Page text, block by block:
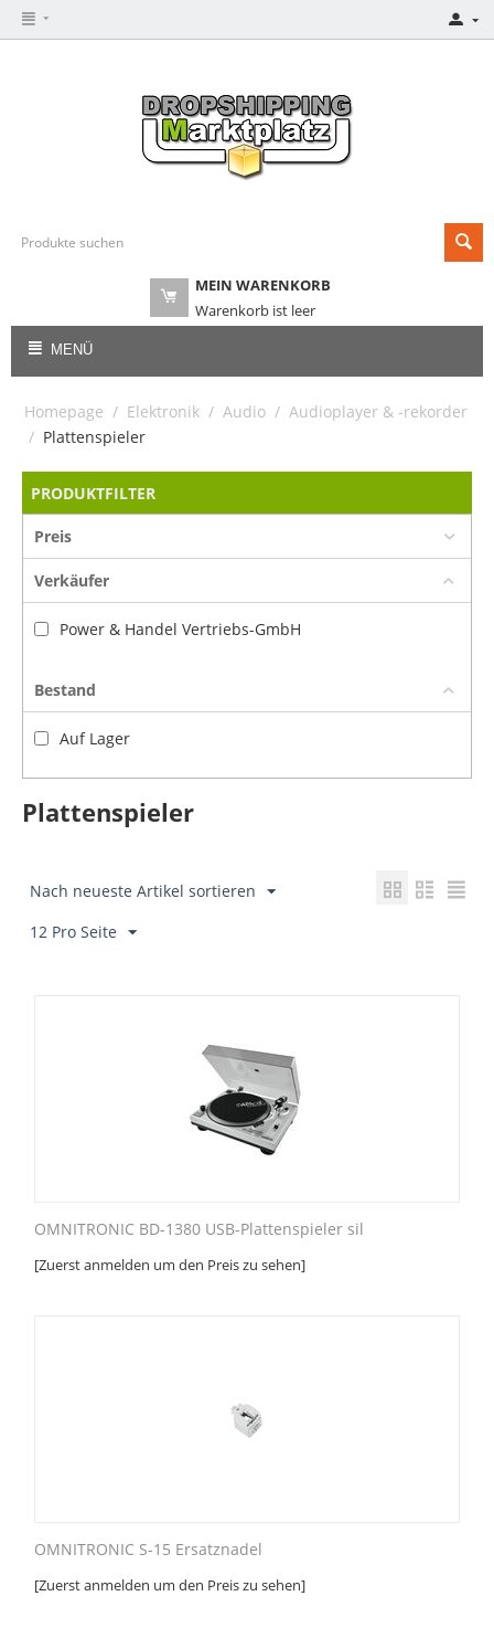
MEIN WARENKORB
Warenkorb ist leer
MENÜ
Homepage / Elektronik / Audio / Audioplayer & -rekorder
/ Plattenspieler
PRODUKTFILTER
Preis
Verkäufer
Power & Handel Vertriebs-GmbH
Bestand
Auf Lager
Plattenspieler
Nach neueste Artikel sortieren
12 Pro Seite
OMNITRONIC BD-1380 USB-Plattenspieler sil
[Zuerst anmelden um den Preis zu sehen]
OMNITRONIC S-15 Ersatznadel
[Zuerst anmelden um den Preis zu sehen]